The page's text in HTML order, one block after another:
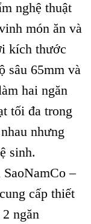
nghệ thuật
món ăn và
kích thước
sâu 65mm và
hai ngăn
tối đa trong
nhưng
sinh.
–
cấp thiết
ngăn